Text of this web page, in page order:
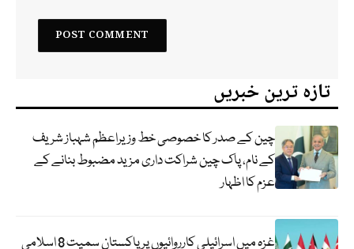
تازہ ترین خبریں
چین کے صدر کا خصوصی خط وزیراعظم شہباز شریف
کے نام، پاک چین شراکت داری مزید مضبوط بنانے کے
عزم کا اظہار
غزہ میں اسرائیلی کارروائیوں پر پاکستان سمیت 8 اسلامی